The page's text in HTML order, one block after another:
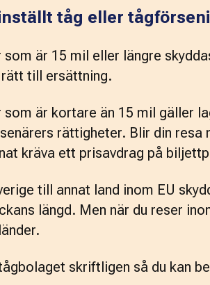
tåg eller
är 15 mil eller längre
rätt till ersättning.
är kortare än 15 mil gäller
rättigheter. Blir din resa
kräva ett prisavdrag på
till annat land inom EU
längd. Men när du reser
skriftligen så du kan